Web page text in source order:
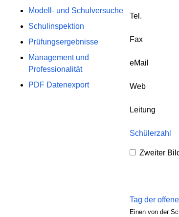
Modell- und Schulversuche
Schulinspektion
Prüfungsergebnisse
Management und
Professionalität
PDF Datenexport
Tel.
Fax
eMail
Web
Leitung
Schülerzahl
Zweiter
Tag der
Einen von der